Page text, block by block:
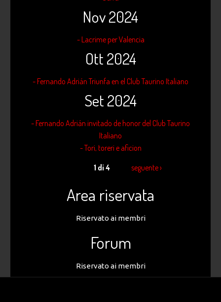
Nov 2024
- Lacrime per Valencia
Ott 2024
- Fernando Adrián Triunfa en el Club Taurino Italiano
Set 2024
- Fernando Adrián invitado de honor del Club Taurino
Italiano
- Tori, toreri e aficion
1 di 4
seguente ›
Area riservata
Riservato ai membri
Forum
Riservato ai membri